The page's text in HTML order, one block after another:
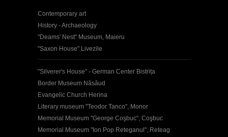
Contemporary art
History - Archaeology
"Deams' Nest" Museum, Maieru
"Saxon House" Livezile
"Silverer's House" - German Center Bistrița
Border Museum Năsăud
Evangelic Church Herina
Literary museum "Teodor Tanco", Monor
Memorial Museum "George Coşbuc", Coşbuc
Memorial Museum "Ion Pop Reteganul", Reteag